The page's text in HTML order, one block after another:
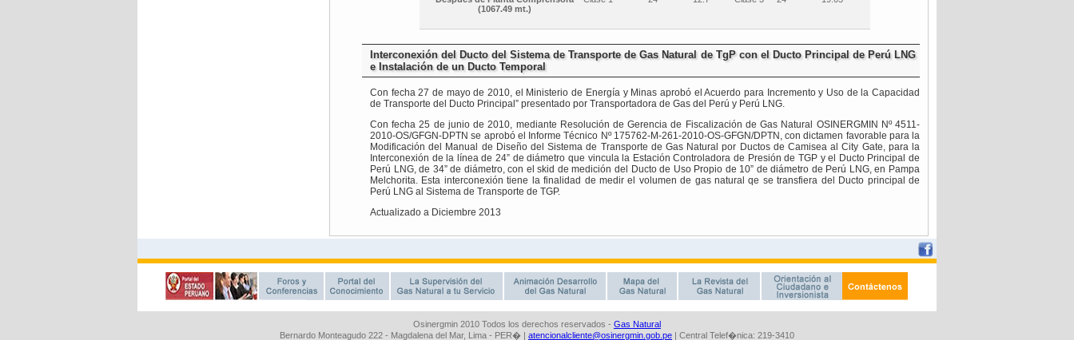
Osinergmin 2010 Todos los derechos reservados - Gas Natural
Bernardo Monteagudo 222 - Magdalena del Mar, Lima - PER� | atencionalcliente@osinergmin.gob.pe | Central Telef�nica: 219-3410